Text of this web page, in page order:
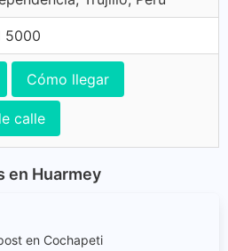
5000
Cómo llegar
calle
en Huarmey
en Cochapeti